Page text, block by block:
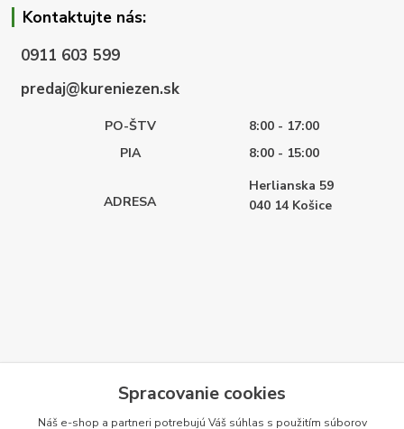
Kontaktujte nás:
0911 603 599
predaj@kureniezen.sk
PO-ŠTV
8:00 - 17:00
PIA
8:00 - 15:00
ADRESA
Herlianska 59
040 14 Košice
Spracovanie cookies
Náš e-shop a partneri potrebujú Váš súhlas s použitím súborov